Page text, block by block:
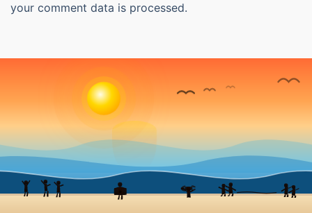
your comment data is processed.